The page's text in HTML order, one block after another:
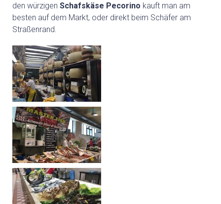
den würzigen Schafskäse Pecorino kauft man am
besten auf dem Markt, oder direkt beim Schäfer am
Straßenrand.